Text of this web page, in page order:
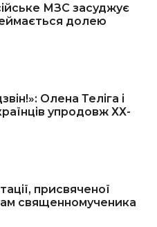
МЗС засуджує
долею
Олена Теліга і
упродовж ХХ-
присвяченої
священномученика